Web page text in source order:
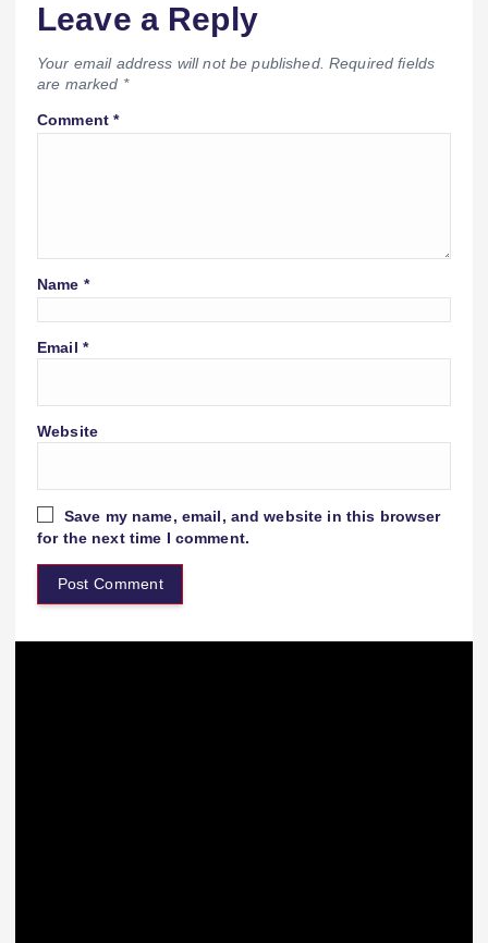
Leave a Reply
Your email address will not be published. Required fields
are marked *
Comment*
Name *
Email *
Website
Save my name, email, and website in this browser
for the next time I comment.